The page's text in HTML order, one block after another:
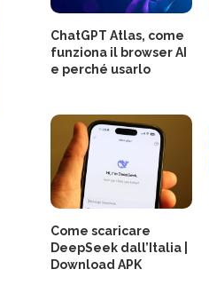
ChatGPT Atlas, come
funziona il browser AI
e perché usarlo
Come scaricare
DeepSeek dall’Italia |
Download APK